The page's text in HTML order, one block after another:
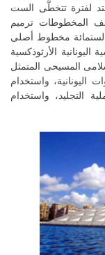
لفترة تتخطَّى الست
المخطوطات ترميم
مخطوط أصلى
الأرثوذكسية
المسيحى المتمثل
واستخدام
واستخدام